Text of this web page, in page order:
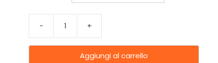
- +
Aggiungi al carrello